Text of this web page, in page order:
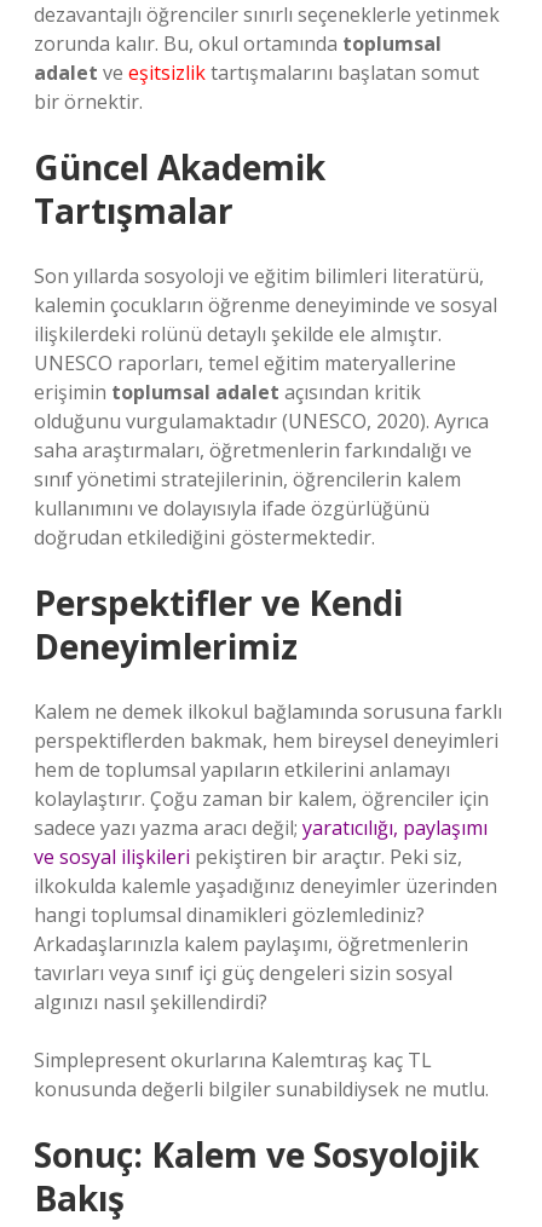
dezavantajlı öğrenciler sınırlı seçeneklerle yetinmek
zorunda kalır. Bu, okul ortamında toplumsal
adalet ve eşitsizliktartışmalarını başlatan somut
bir örnektir.
Güncel Akademik
Tartışmalar
Son yıllarda sosyoloji ve eğitim bilimleri literatürü,
kalemin çocukların öğrenme deneyiminde ve sosyal
ilişkilerdeki rolünü detaylı şekilde ele almıştır.
UNESCO raporları, temel eğitim materyallerine
erişimin toplumsal adalet açısından kritik
olduğunu vurgulamaktadır (UNESCO, 2020). Ayrıca
saha araştırmaları, öğretmenlerin farkındalığı ve
sınıf yönetimi stratejilerinin, öğrencilerin kalem
kullanımını ve dolayısıyla ifade özgürlüğünü
doğrudan etkilediğini göstermektedir.
Perspektifler ve Kendi
Deneyimlerimiz
Kalem ne demek ilkokul bağlamında sorusuna farklı
perspektiflerden bakmak, hem bireysel deneyimleri
hem de toplumsal yapıların etkilerini anlamayı
kolaylaştırır. Çoğu zaman bir kalem, öğrenciler için
sadece yazı yazma aracı değil; yaratıcılığı, paylaşımı
ve sosyal ilişkileri pekiştiren bir araçtır. Peki siz,
ilkokulda kalemle yaşadığınız deneyimler üzerinden
hangi toplumsal dinamikleri gözlemlediniz?
Arkadaşlarınızla kalem paylaşımı, öğretmenlerin
tavırları veya sınıf içi güç dengeleri sizin sosyal
algınızı nasıl şekillendirdi?
Simplepresent okurlarına Kalemtıraş kaç TL
konusunda değerli bilgiler sunabildiysek ne mutlu.
Sonuç: Kalem ve Sosyolojik
Bakış